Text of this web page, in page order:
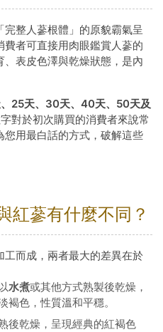
完整人蔘根體」的原貌霸氣呈
者可直接用肉眼鑑賞人蔘的
表皮色澤與乾燥狀態，是內
25天、30天、40天、50天及
對於初次購買的消費者來說常
用最白話的方式，破解這些
紅蔘有什麼不同？
而成，兩者最大的差異在於
水煮或其他方式熟製後乾燥，
褐色，性質溫和平穩。
後乾燥，呈現經典的紅褐色